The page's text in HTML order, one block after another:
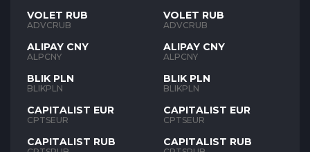
VOLET RUB
ADVCRUB
ALIPAY CNY
ALPCNY
BLIK PLN
BLIKPLN
CAPITALIST EUR
CPTSEUR
CAPITALIST RUB
VOLET RUB
ADVCRUB
ALIPAY CNY
ALPCNY
BLIK PLN
BLIKPLN
CAPITALIST EUR
CPTSEUR
CAPITALIST RUB